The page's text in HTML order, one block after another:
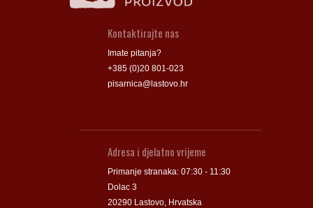
Kontaktirajte nas
Imate pitanja?
+385 (0)20 801-023
pisarnica@lastovo.hr
Adresa i djelatno vrijeme
Primanje stranaka: 07:30 - 11:30
Dolac 3
20290 Lastovo, Hrvatska